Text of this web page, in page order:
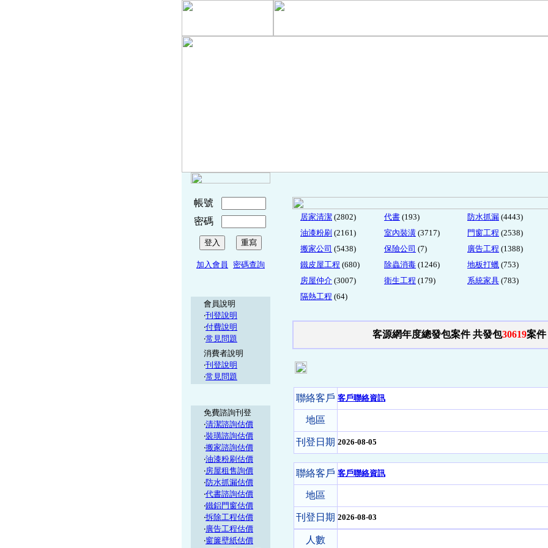
帳號
密碼
加入會員 密碼查詢
會員說明
‧刊登說明
‧付費說明
‧常見問題
消費者說明
‧刊登說明
‧常見問題
免費諮詢刊登
‧清潔諮詢估價
‧裝璜諮詢估價
‧搬家諮詢估價
‧油漆粉刷估價
‧房屋租售詢價
‧防水抓漏估價
‧代書諮詢估價
‧鐵鋁門窗估價
‧拆除工程估價
‧廣告工程估價
‧窗簾壁紙估價
居家清潔 (2802) 代書 (193) 防水抓漏 (4443)
油漆粉刷 (2161) 室內裝潢 (3717) 門窗工程 (2538)
搬家公司 (5438) 保險公司 (7) 廣告工程 (1388)
鐵皮屋工程 (680) 除蟲消毒 (1246) 地板打蠟 (753)
房屋仲介 (3007) 衛生工程 (179) 系統家具 (783)
隔熱工程 (64)
客源網年度總發包案件 共發包30619案件
聯絡客戶 客戶聯絡資訊
地區
刊登日期 2026-08-05
聯絡客戶 客戶聯絡資訊
地區
刊登日期 2026-08-03
人數